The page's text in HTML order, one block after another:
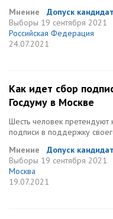
Мнение
Допуск
Выборы 19 сентября 2021
Российская Федерация
24.07.2021
Как идет сбор
Госдуму в Москве
Шесть человек претендуют
подписи в поддержку
Мнение
Допуск
Выборы 19 сентября 2021
Москва
19.07.2021